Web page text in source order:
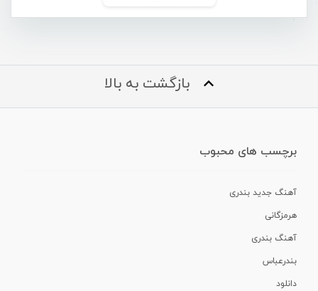
بازگشت به بالا
برچسب های محبوب
آهنگ جدید بندری
هرمزگانی
آهنگ بندری
بندرعباس
دانلود